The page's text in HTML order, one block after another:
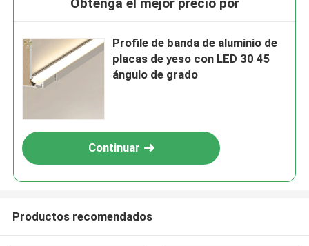
Obtenga el mejor precio por
Profile de banda de aluminio de
placas de yeso con LED 30 45
ángulo de grado
Continuar
Productos recomendados